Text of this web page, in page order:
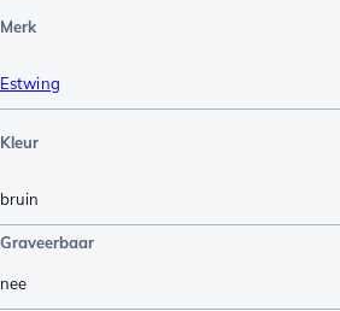
Merk
Estwing
Kleur
bruin
Graveerbaar
nee